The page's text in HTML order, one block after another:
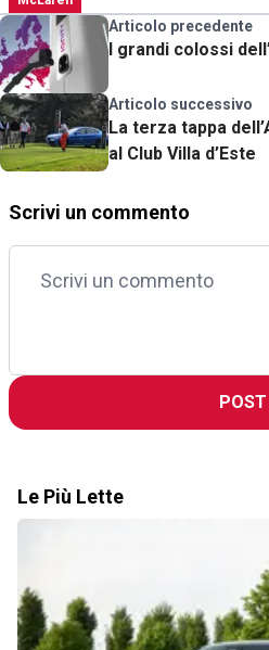
Articolo precedente
I grandi colossi
Articolo successivo
La terza tappa
al Club Villa d’Este
Scrivi un commento
POST
Le Più Lette